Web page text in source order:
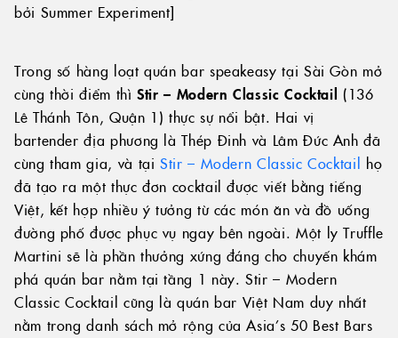
bởi Summer Experiment]
Trong số hàng loạt quán bar speakeasy tại Sài Gòn mở
cùng thời điểm thìStir – Modern Classic Cocktail (136
Lê Thánh Tôn, Quận 1) thực sự nổi bật. Hai vị
bartender địa phương là Thép Đinh và Lâm Đức Anh đã
cùng tham gia, và tạiStir – Modern Classic Cocktail họ
đã tạo ra một thực đơn cocktail được viết bằng tiếng
Việt, kết hợp nhiều ý tưởng từ các món ăn và đồ uống
đường phố được phục vụ ngay bên ngoài. Một ly Truffle
Martini sẽ là phần thưởng xứng đáng cho chuyến khám
phá quán bar nằm tại tầng 1 này. Stir – Modern
Classic Cocktail cũng là quán bar Việt Nam duy nhất
nằm trong danh sách mở rộng của Asia’s 50 Best Bars